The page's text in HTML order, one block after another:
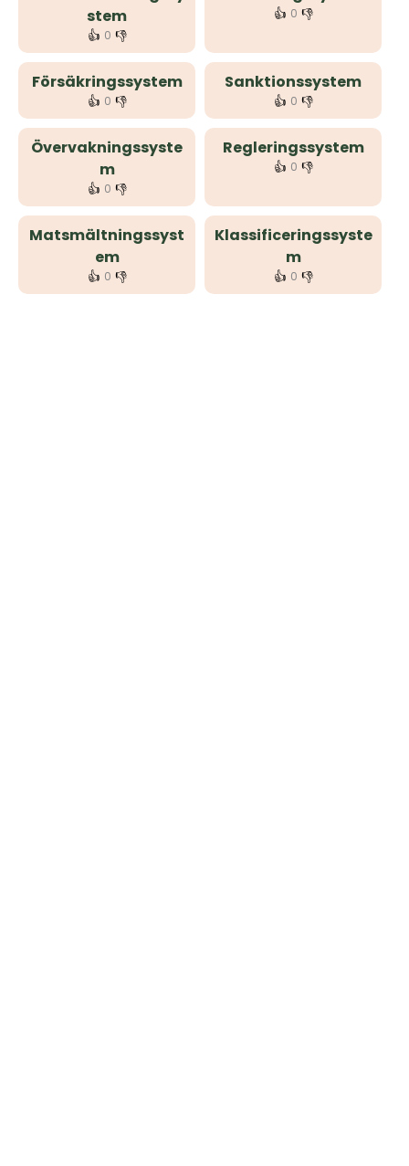
stem
👍 0 👎
👍 0 👎
Försäkringssystem
👍 0 👎
Sanktionssystem
👍 0 👎
Övervakningssyste
m
👍 0 👎
Regleringssystem
👍 0 👎
Matsmältningssyst
em
👍 0 👎
Klassificeringssyste
m
👍 0 👎